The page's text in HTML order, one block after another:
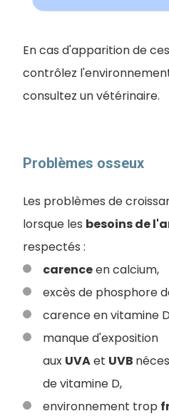
En cas d'apparition de
contrôlez
consultez un vétérinaire.
Problèmes osseux
Les problèmes de
lorsque les besoins de
respectés :
carenceen calcium,
excès de phosphore
carence en vitamine
manque d'exposition
aux UVAet UVB
de vitamine D,
environnement trop